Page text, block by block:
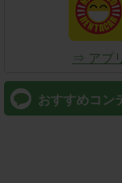
⇒ アプ
おすすめコン